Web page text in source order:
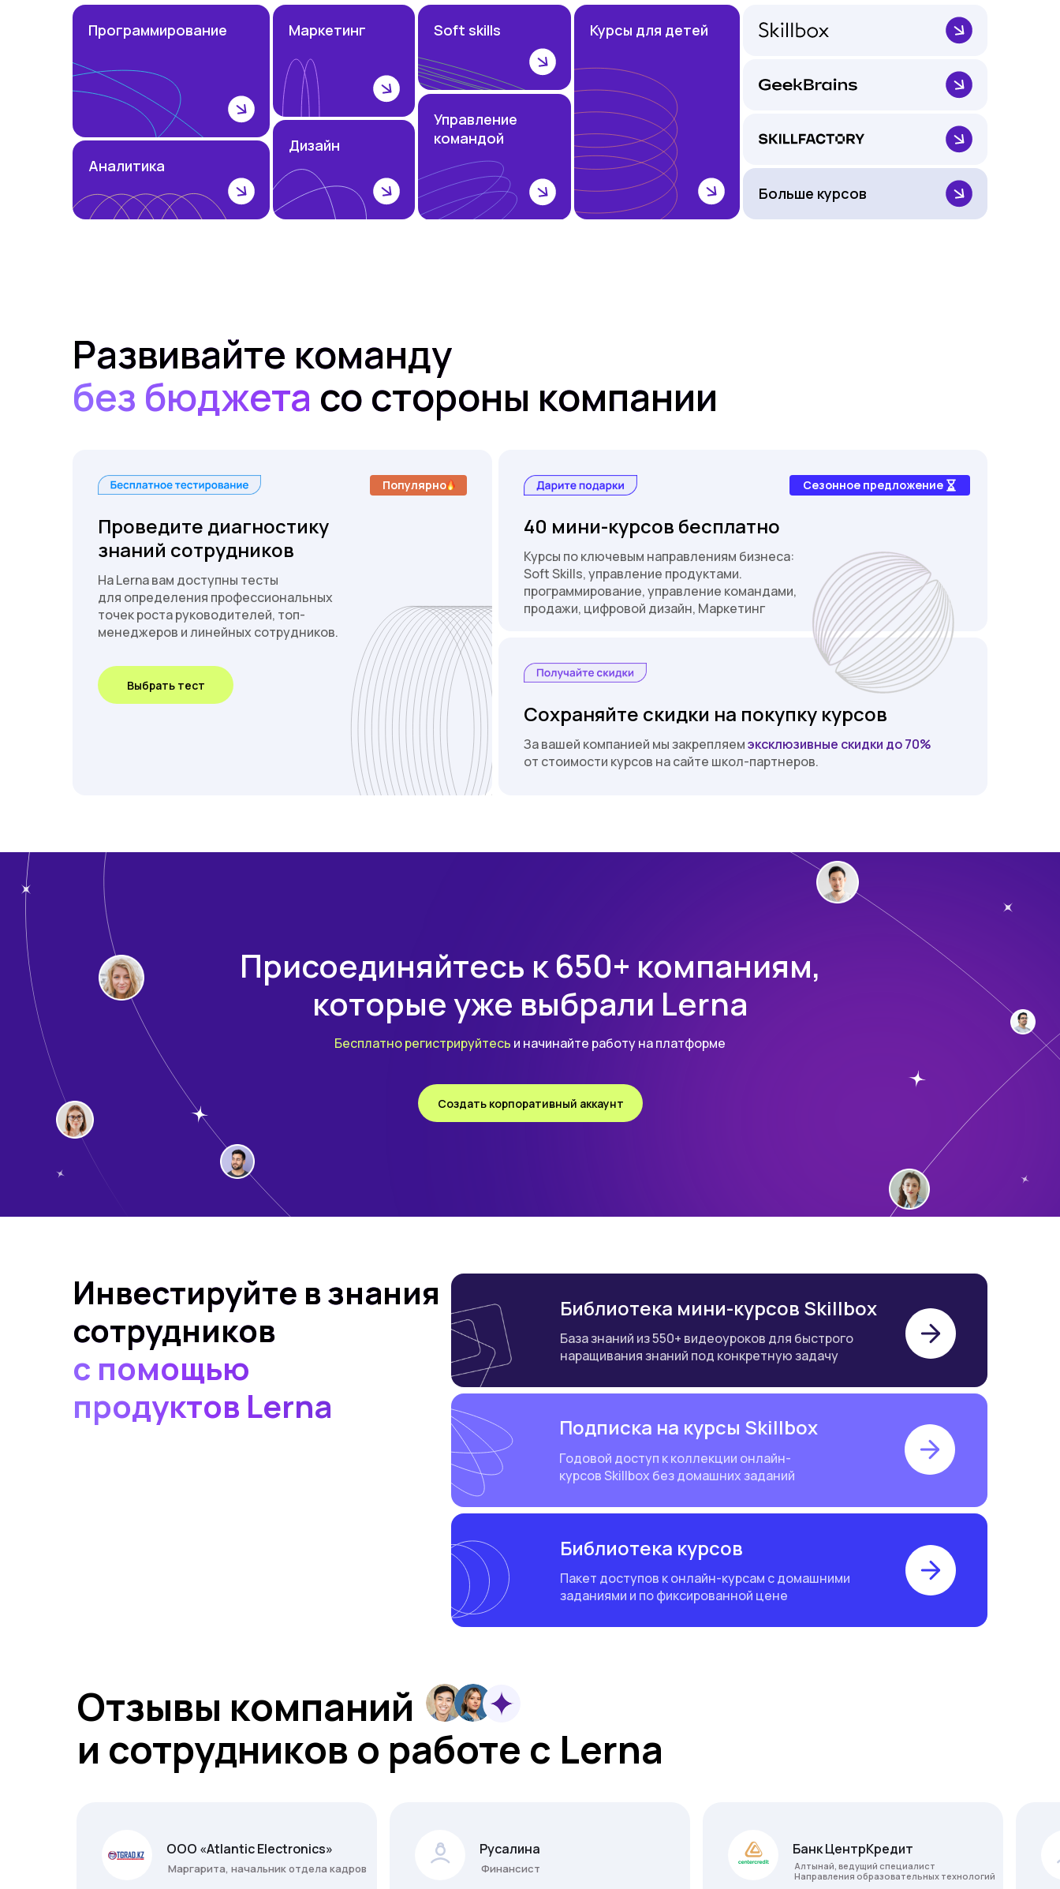
Программирование Маркетинг Soft skills Курсы для детей
Аналитика
Дизайн
Управление
командой
Больше курсов
Развивайте команду
без бюджета со стороны компании
Проведите диагностику
знаний сотрудников
На Lerna вам доступны тесты
для определения профессиональных
точек роста руководителей, топ-
менеджеров и линейных сотрудников.
40 мини-курсов бесплатно
Курсы по ключевым направлениям бизнеса:
Soft Skills, управление продуктами.
программирование, управление командами,
продажи, цифровой дизайн, Маркетинг
За вашей компанией мы закрепляемэксклюзивные скидки до 70%
от стоимости курсов на сайте школ-партнеров.
эксклюзивные скидки до 70%
Сохраняйте скидки на покупку курсов
Выбрать тест
Популярно Сезонное предложение
Присоединяйтесь к 650+ компаниям,
которые уже выбрали Lerna
Бесплатно регистрируйтесь и начинайте работу на платформе
Создать корпоративный аккаунт
Инвестируйте в знания
сотрудников
с помощью
продуктов Lerna
Библиотека мини-курсов Skillbox
База знаний из 550+ видеоуроков для быстрого
наращивания знаний под конкретную задачу
Подписка на курсы Skillbox
Годовой доступ к коллекции онлайн-
курсов Skillbox без домашних заданий
Библиотека курсов
Пакет доступов к онлайн-курсам с домашними
заданиями и по фиксированной цене
Библиотека
мини-курсов Skillbox
Отзывы компаний
и сотрудников о работе с Lerna
ООО «Atlantic Electronics»
Маргарита, начальник отдела кадров
Банк ЦентрКредит
Алтынай, ведущий специалист
Направления образовательных технологий
Русалина
Финансист